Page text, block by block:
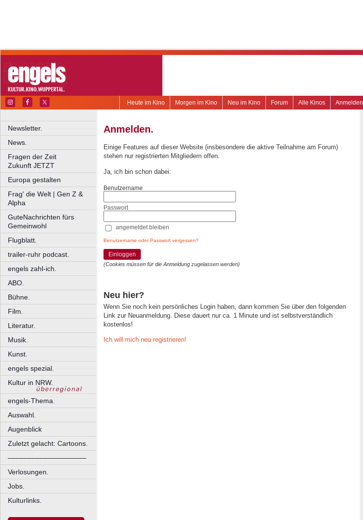
Anmelden
Alle Kinos
Forum
Neu im Kino
Morgen im Kino
Heute im Kino
Newsletter.
News.
Fragen der Zeit
Zukunft JETZT
Europa gestalten
Frag' die Welt | Gen Z &
Alpha
GuteNachrichten fürs
Gemeinwohl
Flugblatt.
trailer-ruhr podcast.
engels zahl-ich.
ABO.
Bühne.
Film.
Literatur.
Musik.
Kunst.
engels spezial.
Kultur in NRW.
engels-Thema.
Auswahl.
Augenblick
Zuletzt gelacht: Cartoons.
––––––––––––––––––––
Verlosungen.
Jobs.
Kulturlinks.
Anmelden.
Einige Features auf dieser Website (insbesondere die aktive Teilnahme am Forum)
stehen nur registrierten Mitgliedern offen.
Ja, ich bin schon dabei:
Benutzername
Passwort
angemeldet bleiben
Benutzername oder Passwort vergessen?
Einloggen
(Cookies müssen für die Anmeldung zugelassen werden)
Neu hier?
Wenn Sie noch kein persönliches Login haben, dann kommen Sie über den folgenden
Link zur Neuanmeldung. Diese dauert nur ca. 1 Minute und ist selbstverständlich
kostenlos!
Ich will mich neu registrieren!